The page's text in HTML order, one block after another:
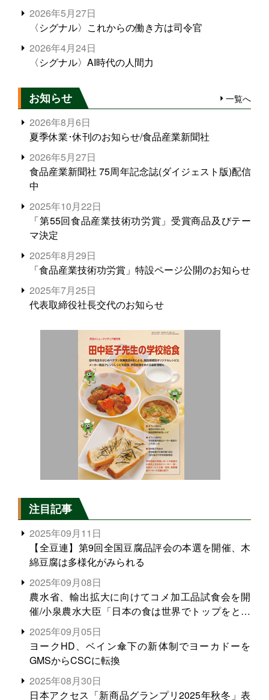
2026年5月27日
〈シグナル〉これからの働き方は司令官
2026年4月24日
〈シグナル〉AI時代の人間力
お知らせ 一覧へ
2026年8月6日
夏季休業･休刊のお知らせ/食品産業新聞社
2026年5月27日
食品産業新聞社 75周年記念誌(ダイジェスト版)配信
中
2025年10月22日
「第55回食品産業技術功労賞」受賞商品及びテー
マ決定
2025年8月29日
「食品産業技術功労賞」特設ページ公開のお知らせ
2025年7月25日
代表取締役社長交代のお知らせ
注目記事
2025年09月11日
【全豆連】第9回全国豆腐品評会の本選を開催、木
綿豆腐は多様化がみられる
2025年09月08日
農水省、輸出拡大に向けてコメ加工品試食会を開
催/小泉農水大臣「日本の食は世界でトップをとれ
る。米増産に向けて、米輸出需要の拡大を」
2025年09月05日
ヨークHD、ベイン傘下の新体制でヨーカドーを
GMSからCSCに転換
2025年08月30日
日本アクセス「新商品グランプリ2025年秋冬」表